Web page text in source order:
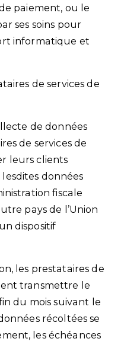
paiement, ou le
ses soins pour
informatique et
de services de
de données
de services de
leurs clients
données
fiscale
pays de l’Union
dispositif
les prestataires de
transmettre le
du mois suivant le
récoltées se
les échéances